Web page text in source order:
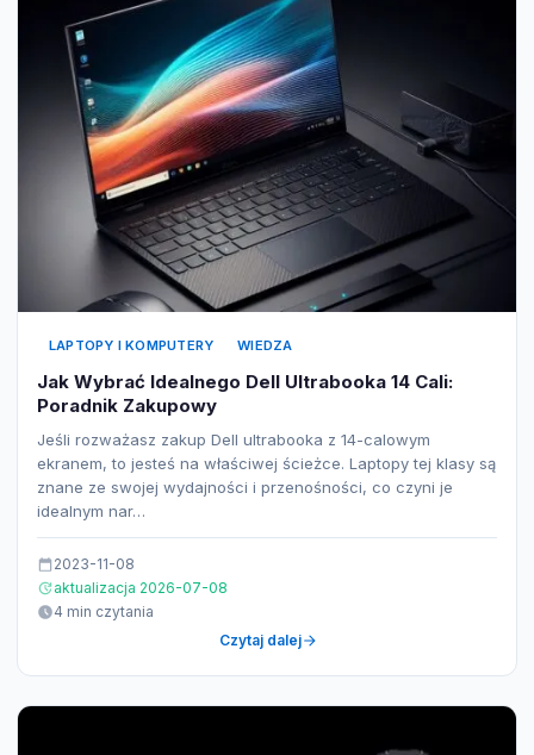
LAPTOPY I KOMPUTERY WIEDZA
Jak Wybrać Idealnego Dell Ultrabooka 14 Cali:
Poradnik Zakupowy
Jeśli rozważasz zakup Dell ultrabooka z 14-calowym
ekranem, to jesteś na właściwej ścieżce. Laptopy tej klasy są
znane ze swojej wydajności i przenośności, co czyni je
idealnym nar…
2023-11-08
aktualizacja 2026-07-08
4 min czytania
Czytaj dalej